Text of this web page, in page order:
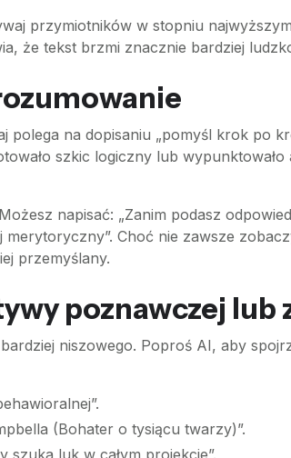
przymiotników w stopniu
że tekst brzmi znacznie bardziej
polega na dopisaniu „pomyśl krok po
szkic logiczny lub
napisać: „Zanim podasz
Choć nie zawsze
przemyślany.
poznawczej lub
niszowego. Poproś AI, aby
(Bohater o tysiącu twarzy)”.